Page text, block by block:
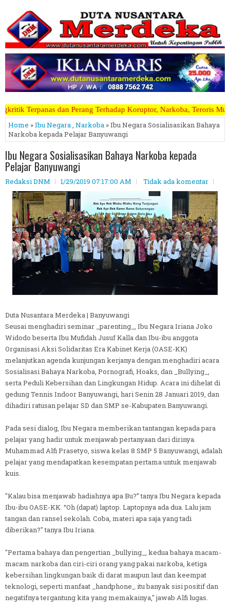
Koruptor, Narkoba, Teroris Musuh Rakyat ~~~~~>>>>>
Home »Ibu Negara, Narkoba » Ibu Negara Sosialisasikan Bahaya
Narkoba kepada Pelajar Banyuwangi
Ibu Negara Sosialisasikan Bahaya Narkoba kepada
Pelajar Banyuwangi
Redaksi DNM 1/29/2019 07:17:00 AM Tidak ada komentar
Duta Nusantara Merdeka | Banyuwangi
Seusai menghadiri seminar _parenting_, Ibu Negara Iriana Joko
Widodo beserta Ibu Mufidah Jusuf Kalla dan Ibu-ibu anggota
Organisasi Aksi Solidaritas Era Kabinet Kerja (OASE-KK)
melanjutkan agenda kunjungan kerjanya dengan menghadiri acara
Sosialisasi Bahaya Narkoba, Pornografi, Hoaks, dan _Bullying_,
serta Peduli Kebersihan dan Lingkungan Hidup. Acara ini dihelat di
gedung Tennis Indoor Banyuwangi, hari Senin 28 Januari 2019, dan
dihadiri ratusan pelajar SD dan SMP se-Kabupaten Banyuwangi.
Pada sesi dialog, Ibu Negara memberikan tantangan kepada para
pelajar yang hadir untuk menjawab pertanyaan dari dirinya.
Muhammad Alfi Prasetyo, siswa kelas 8 SMP 5 Banyuwangi, adalah
pelajar yang mendapatkan kesempatan pertama untuk menjawab
kuis.
"Kalau bisa menjawab hadiahnya apa Bu?” tanya Ibu Negara kepada
Ibu-ibu OASE-KK. “Oh (dapat) laptop. Laptopnya ada dua. Lalu jam
tangan dan ransel sekolah. Coba, materi apa saja yang tadi
diberikan?" tanya Ibu Iriana.
"Pertama bahaya dan pengertian _bullying_, kedua bahaya macam-
macam narkoba dan ciri-ciri orang yang pakai narkoba, ketiga
kebersihan lingkungan baik di darat maupun laut dan keempat
teknologi, seperti manfaat _handphone_ itu banyak sisi positif dan
negatifnya tergantung kita yang memakainya," jawab Alfi lugas.